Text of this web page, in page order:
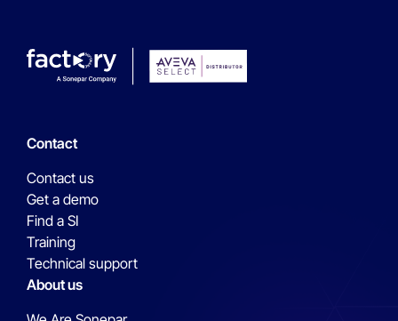
Contact
Contact us
Get a demo
Find a SI
Training
Technical support
About us